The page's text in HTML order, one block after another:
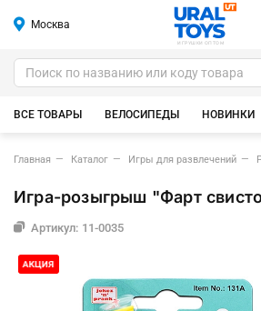
Москва
ИГРУШКИ ОПТОМ
ВСЕ ТОВАРЫ ВЕЛОСИПЕДЫ НОВИНКИ
Главная Каталог Игры для развлечений
Игра-розыгрыш "Фарт
Артикул: 11-0035